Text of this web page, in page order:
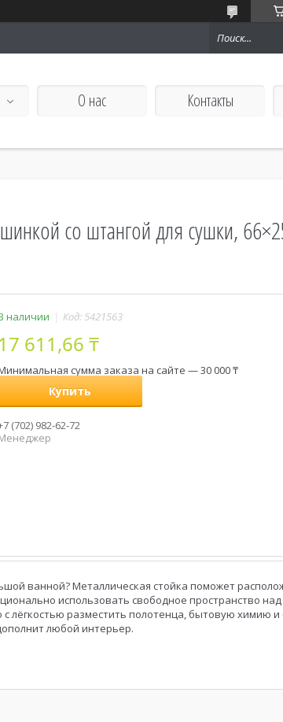
О нас Контакты
со штангой для сушки,
наличии Код: 5421563
17 611,66 ₸
сумма заказа на сайте — 30 000 ₸
Купить
(702) 982-62-72
ванной? Металлическая стойка поможет
использовать свободное пространство
лёгкостью разместить полотенца, бытовую химию и
любой интерьер.